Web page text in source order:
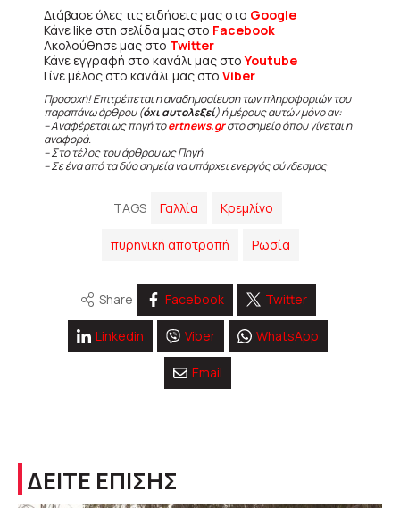
Διάβασε όλες τις ειδήσεις μας στο Google
Κάνε like στη σελίδα μας στο Facebook
Ακολούθησε μας στο Twitter
Κάνε εγγραφή στο κανάλι μας στοYoutube
Γίνε μέλος στο κανάλι μας στο Viber
Προσοχή! Επιτρέπεται η αναδημοσίευση των πληροφοριών του
παραπάνω άρθρου (όχι αυτολεξεί) ή μέρους αυτών μόνο αν:
– Αναφέρεται ως πηγή τοertnews.grστο σημείο όπου γίνεται η
αναφορά.
– Στο τέλος του άρθρου ως Πηγή
– Σε ένα από τα δύο σημεία να υπάρχει ενεργός σύνδεσμος
TAGS Γαλλία Κρεμλίνο
πυρηνική αποτροπή Ρωσία
Share Facebook Twitter
Linkedin Viber WhatsApp
Email
ΔΕΙΤΕ ΕΠΙΣΗΣ